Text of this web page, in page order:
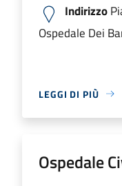
Indirizzo
Ospedale Dei
LEGGI DI PIÙ
Ospedale